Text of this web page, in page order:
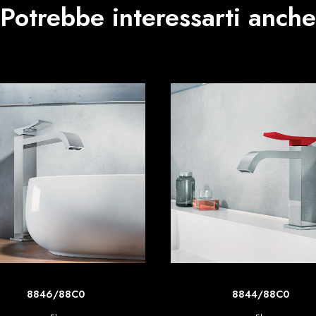
Potrebbe interessarti anche
SCOPRI DI PIU'
8846/88C0 SCOPRI DI PIU'
8844/88C0